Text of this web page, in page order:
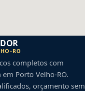
-RO
completos com
em Porto Velho-RO.
orçamento sem